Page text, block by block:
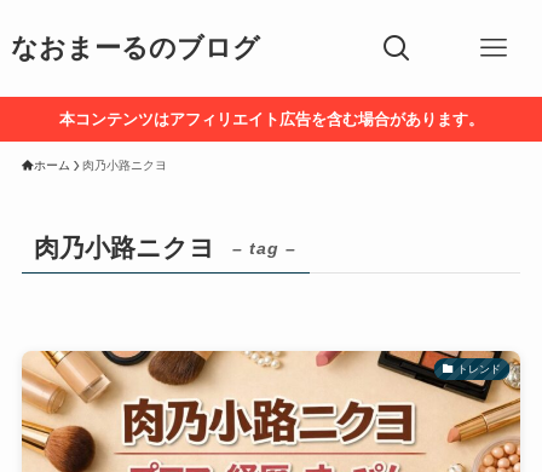
なおまーるのブログ
本コンテンツはアフィリエイト広告を含む場合があります。
ホーム 肉乃小路ニクヨ
肉乃小路ニクヨ – tag –
トレンド